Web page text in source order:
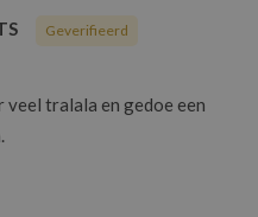
Geverifieerd
veel tralala en gedoe een